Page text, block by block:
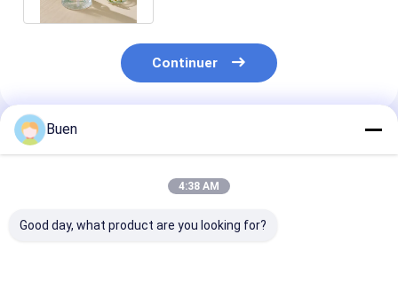
Continuer
Produits Recommandés
Buen
4:38 AM
Good day, what product are you looking for?